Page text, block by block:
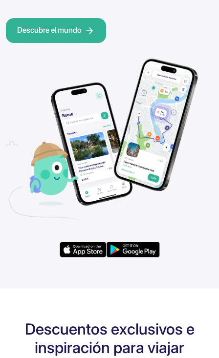
Descubre el mundo
Descuentos exclusivos e
inspiración para viajar